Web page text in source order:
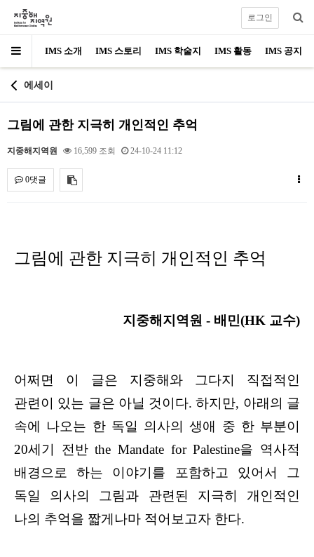
IMS 소개 IMS 스토리 IMS 학술지 IMS 활동 IMS 공지
로그인
에세이
그림에 관한 지극히 개인적인 추억
지중해지역원 16,599 조회 24-10-24 11:12
0댓글
그림에 관한 지극히 개인적인 추억
지중해지역원 - 배민(HK 교수)
어쩌면 이 글은 지중해와 그다지 직접적인
관련이 있는 글은 아닐 것이다. 하지만, 아래의 글
속에 나오는 한 독일 의사의 생애 중 한 부분이
20세기 전반 the Mandate for Palestine을 역사적
배경으로 하는 이야기를 포함하고 있어서 그
독일 의사의 그림과 관련된 지극히 개인적인
나의 추억을 짧게나마 적어보고자 한다.